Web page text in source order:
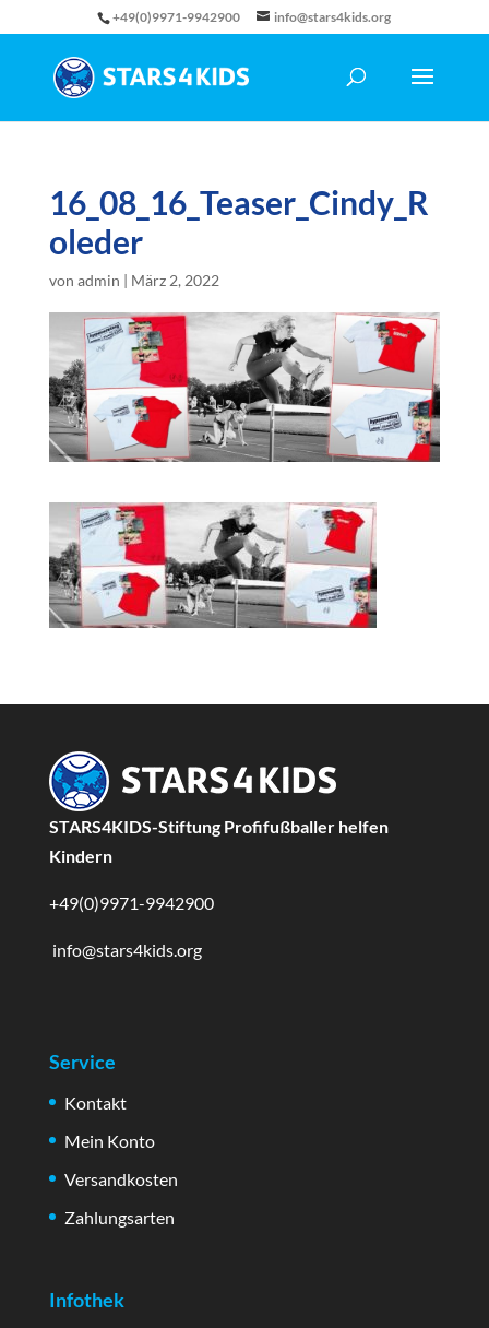
+49(0)9971-9942900 info@stars4kids.org
16_08_16_Teaser_Cindy_R
oleder
von admin | März 2, 2022
STARS4KIDS-Stiftung Profifußballer helfen
Kindern
+49(0)9971-9942900
info@stars4kids.org
Service
Kontakt
Mein Konto
Versandkosten
Zahlungsarten
Infothek